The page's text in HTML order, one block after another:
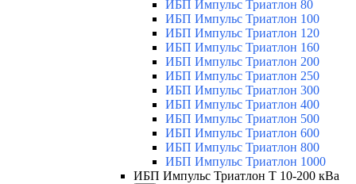
ИБП Импульс Триатлон 80
ИБП Импульс Триатлон 100
ИБП Импульс Триатлон 120
ИБП Импульс Триатлон 160
ИБП Импульс Триатлон 200
ИБП Импульс Триатлон 250
ИБП Импульс Триатлон 300
ИБП Импульс Триатлон 400
ИБП Импульс Триатлон 500
ИБП Импульс Триатлон 600
ИБП Импульс Триатлон 800
ИБП Импульс Триатлон 1000
ИБП Импульс Триатлон Т 10-200 кВа